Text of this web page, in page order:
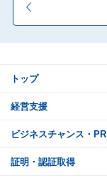
トップ
経営支援
ビジネスチャンス・PR
証明・認証取得